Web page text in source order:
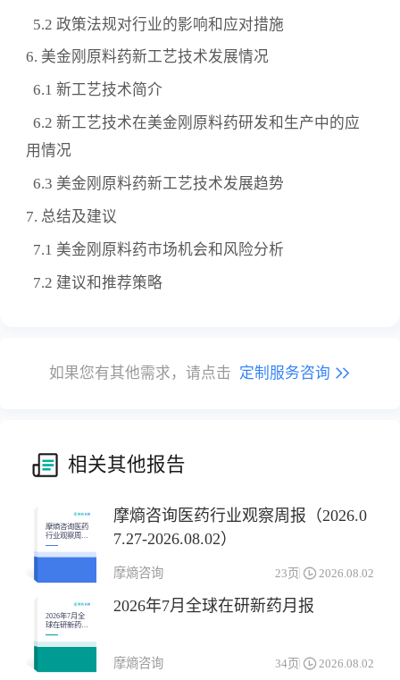
5.2 政策法规对行业的影响和应对措施
6. 美金刚原料药新工艺技术发展情况
6.1 新工艺技术简介
6.2 新工艺技术在美金刚原料药研发和生产中的应
用情况
6.3 美金刚原料药新工艺技术发展趋势
7. 总结及建议
7.1 美金刚原料药市场机会和风险分析
7.2 建议和推荐策略
如果您有其他需求，请点击 定制服务咨询
相关其他报告
摩熵咨询医药
行业观察周报
（2026.07.27-
2026.08.02）
摩熵咨询医药行业观察周报（2026.0
7.27-2026.08.02）
摩熵咨询 23页 2026.08.02
2026年7月全
球在研新药月
报
2026年7月全球在研新药月报
摩熵咨询 34页 2026.08.02